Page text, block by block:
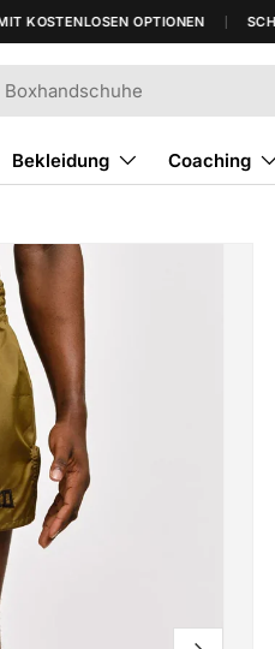
OPTIONEN
Bekleidung Coaching